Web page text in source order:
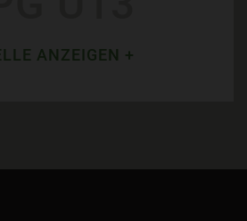
ANZEIGEN +